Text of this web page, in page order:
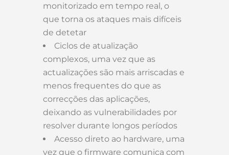
monitorizado em tempo real, o
que torna os ataques mais difíceis
de detetar
Ciclos de atualização
complexos, uma vez que as
actualizações são mais arriscadas e
menos frequentes do que as
correcções das aplicações,
deixando as vulnerabilidades por
resolver durante longos períodos
Acesso direto ao hardware, uma
vez que o firmware comunica com